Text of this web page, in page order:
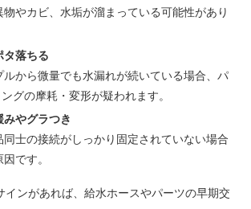
物やカビ、水垢が溜まっている可能性があり
タ落ちる
ルから微量でも水漏れが続いている場合、パ
グの摩耗・変形が疑われます。
やグラつき
同士の接続がしっかり固定されていない場合
です。
インがあれば、給水ホースやパーツの早期交